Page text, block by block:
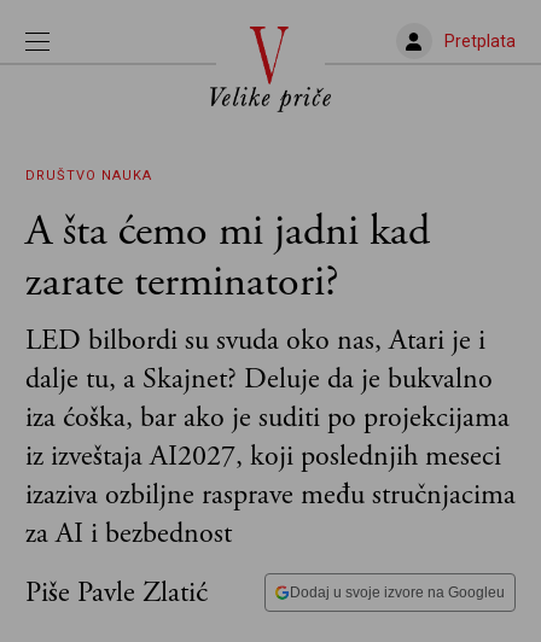
Pretplata
DRUŠTVO NAUKA
A šta ćemo mi jadni kad
zarate terminatori?
LED bilbordi su svuda oko nas, Atari je i
dalje tu, a Skajnet? Deluje da je bukvalno
iza ćoška, bar ako je suditi po projekcijama
iz izveštaja AI2027, koji poslednjih meseci
izaziva ozbiljne rasprave među stručnjacima
za AI i bezbednost
Piše Pavle Zlatić
Dodaj u svoje izvore na Googleu